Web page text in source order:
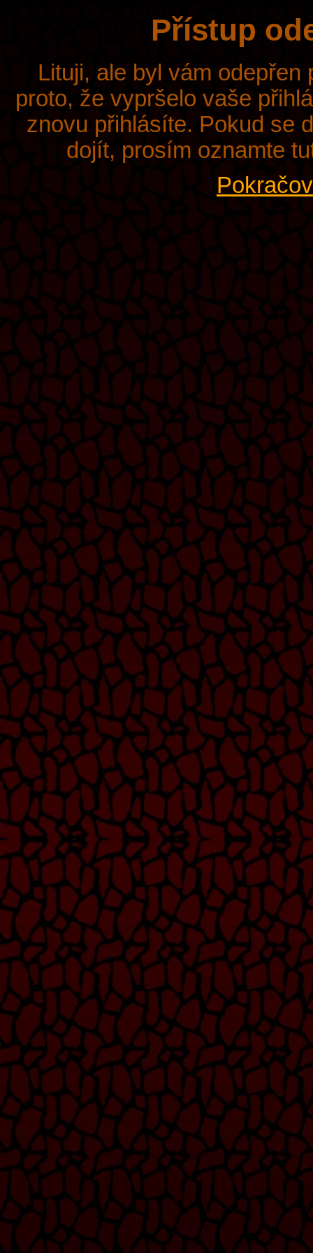
Přístup
Lituji, ale byl vám
proto, že vypršelo vaše
znovu přihlásíte. Pokud se
dojít, prosím oznamte